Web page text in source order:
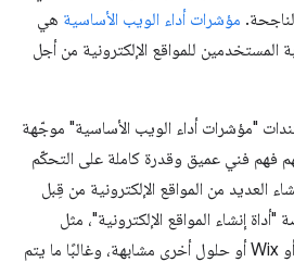
مؤشرات أداء الويب الأساسية هي
للمواقع الإلكترونية من أجل
"مؤشرات أداء الويب الأساسية" موجّهة
فهم فني عميق وقدرة كاملة على التحكّم
العديد من المواقع الإلكترونية من قِبل
إنشاء المواقع الإلكترونية"، مثل
WordPress أو Shopify أو Wix أو حلول أخرى مشابهة، وغالبًا ما يتم